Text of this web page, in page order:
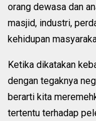
orang dewasa dan
masjid, industri,
kehidupan
Ketika dikatakan
dengan tegaknya
berarti kita
tertentu terhadap